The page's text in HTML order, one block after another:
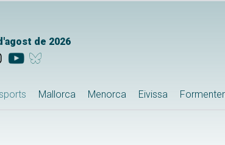
de 2026
Mallorca Menorca Eivissa